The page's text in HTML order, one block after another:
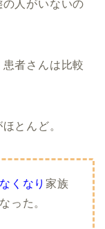
人がいないの
者さんは比較
とんど。
くなり 家族
った。